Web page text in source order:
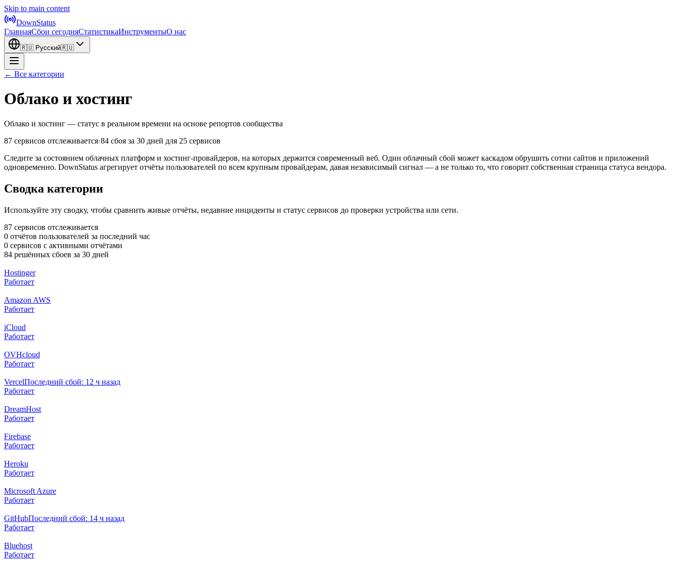
Skip to main content
DownStatus
ГлавнаяСбои сегодняСтатистикаИнструментыО нас
🇷🇺 Русский🇷🇺
← Все категории
Облако и хостинг
Облако и хостинг — статус в реальном времени на основе репортов сообщества
87 сервисов отслеживается·84 сбоя за 30 дней для 25 сервисов
Следите за состоянием облачных платформ и хостинг-провайдеров, на которых держится современный веб. Один облачный сбой может каскадом обрушить сотни сайтов и приложений
одновременно. DownStatus агрегирует отчёты пользователей по всем крупным провайдерам, давая независимый сигнал — а не только то, что говорит собственная страница статуса вендора.
Сводка категории
Используйте эту сводку, чтобы сравнить живые отчёты, недавние инциденты и статус сервисов до проверки устройства или сети.
87 сервисов отслеживается
0 отчётов пользователей за последний час
0 сервисов с активными отчётами
84 решённых сбоев за 30 дней
Hostinger
Работает
Amazon AWS
Работает
iCloud
Работает
OVHcloud
Работает
VercelПоследний сбой: 12 ч назад
Работает
DreamHost
Работает
Firebase
Работает
Heroku
Работает
Microsoft Azure
Работает
GitHubПоследний сбой: 14 ч назад
Работает
Bluehost
Работает